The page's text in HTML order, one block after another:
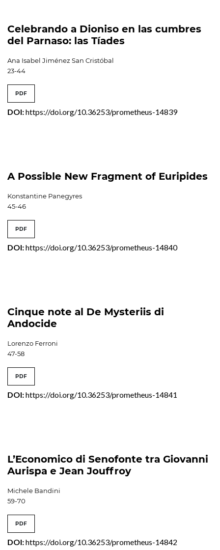
Celebrando a Dioniso en las cumbres
del Parnaso: las Tíades
Ana Isabel Jiménez San Cristóbal
23-44
PDF
DOI:https://doi.org/10.36253/prometheus-14839
A Possible New Fragment of Euripides
Konstantine Panegyres
45-46
PDF
DOI:https://doi.org/10.36253/prometheus-14840
Cinque note al De Mysteriis di
Andocide
Lorenzo Ferroni
47-58
PDF
DOI:https://doi.org/10.36253/prometheus-14841
L’Economico di Senofonte tra Giovanni
Aurispa e Jean Jouffroy
Michele Bandini
59-70
PDF
DOI:https://doi.org/10.36253/prometheus-14842